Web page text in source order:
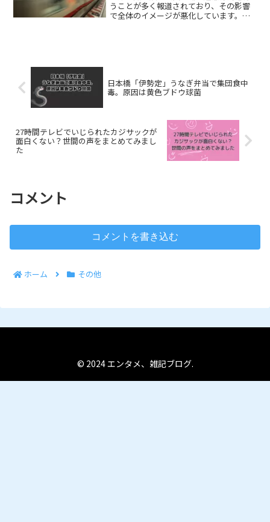
うことが多く報道されており、その影響
で全体のイメージが悪化しています。特
日本橋「伊勢定」うなぎ弁当で集団食中
毒。原因は黄色ブドウ球菌
27時間テレビでいじられたカジサックが
面白くない？世間の声をまとめてみまし
た
コメント
コメントを書き込む
ホーム その他
© 2024 エンタメ、雑記ブログ.